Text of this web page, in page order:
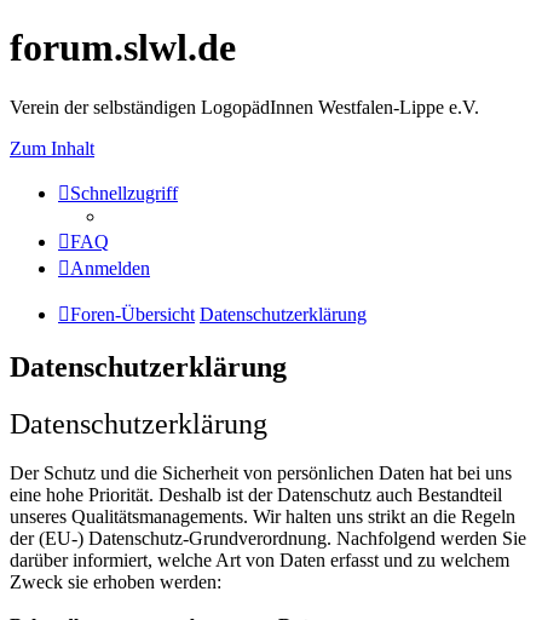
forum.slwl.de
Verein der selbständigen LogopädInnen Westfalen-Lippe e.V.
Zum Inhalt
Schnellzugriff
FAQ
Anmelden
Foren-Übersicht Datenschutzerklärung
Datenschutzerklärung
Datenschutzerklärung
Der Schutz und die Sicherheit von persönlichen Daten hat bei uns
eine hohe Priorität. Deshalb ist der Datenschutz auch Bestandteil
unseres Qualitätsmanagements. Wir halten uns strikt an die Regeln
der (EU-) Datenschutz-Grundverordnung. Nachfolgend werden Sie
darüber informiert, welche Art von Daten erfasst und zu welchem
Zweck sie erhoben werden: